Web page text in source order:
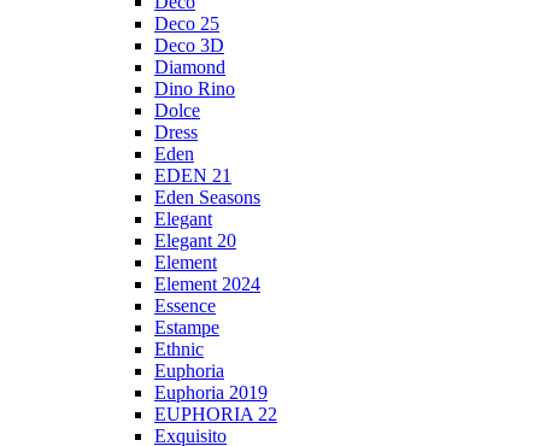
Deco 25
Deco 3D
Diamond
Dino Rino
Dolce
Dress
Eden
EDEN 21
Eden Seasons
Elegant
Elegant 20
Element
Element 2024
Essence
Estampe
Ethnic
Euphoria
Euphoria 2019
EUPHORIA 22
Exquisito